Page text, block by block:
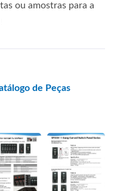
ou amostras para a
de Peças